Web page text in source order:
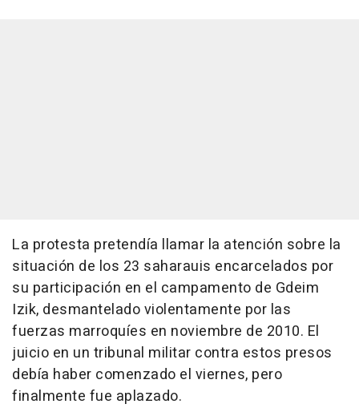
La protesta pretendía llamar la atención sobre la
situación de los 23 saharauis encarcelados por
su participación en el campamento de Gdeim
Izik, desmantelado violentamente por las
fuerzas marroquíes en noviembre de 2010. El
juicio en un tribunal militar contra estos presos
debía haber comenzado el viernes, pero
finalmente fue aplazado.